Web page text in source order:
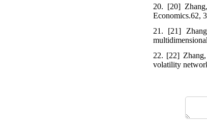
20. [20]
Economics.62,
21. [21]
22. [22]
volatility